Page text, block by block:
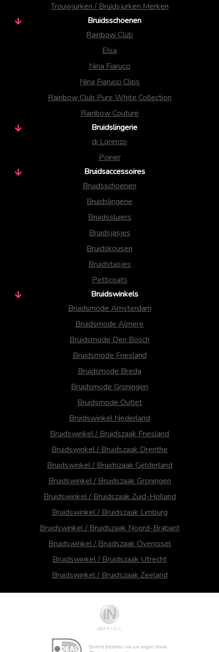
Trouwjurken / Bruidsjurken Merken
Bruidsschoenen
Rainbow Club
Elsa
Nina Fiarucci
Nina Fiarucci Clips
Rainbow Club Pure White Collection
Rainbow Couture
Bruidslingerie
di Lorenzo
Poirier
Bruidsaccessoires
Bruidsschoenen
Bruidslingerie
Bruidssluiers
Bruidsjasjes
Bruidskousen
Bruidstasjes
Petticoats
Bruidswinkels
Bruidsmode Amsterdam
Bruidsmode Almere
Bruidsmode Den Bosch
Bruidsmode Friesland
Bruidsmode Breda
Bruidsmode Groningen
Bruidsmode Outlet
Bruidswinkel Nederland
Bruidswinkel / Bruidszaak Friesland
Bruidswinkel / Bruidszaak Drenthe
Bruidswinkel / Bruidszaak Gelderland
Bruidswinkel / Bruidszaak Groningen
Bruidswinkel / Bruidszaak Zuid-Holland
Bruidswinkel / Bruidszaak Limburg
Bruidswinkel / Bruidszaak Noord-Brabant
Bruidswinkel / Bruidszaak Overijssel
Bruidswinkel / Bruidszaak Utrecht
Bruidswinkel / Bruidszaak Zeeland